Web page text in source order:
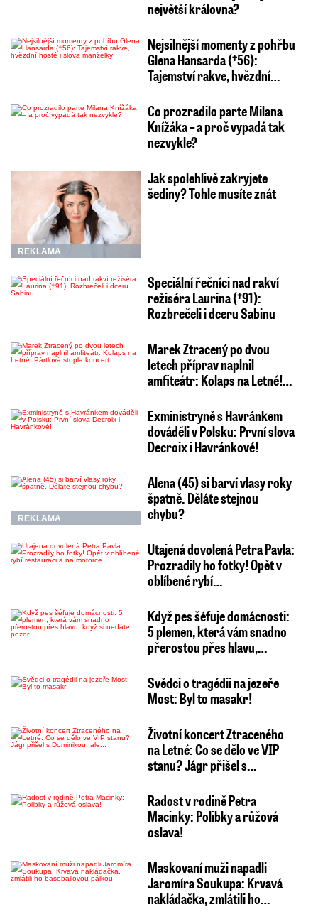
největší královna?
Nejsilnější momenty z pohřbu
Glena Hansarda (†56):
Tajemství rakve, hvězdní…
Co prozradilo parte Milana
Knížáka – a proč vypadá tak
nezvykle?
REKLAMA
Jak spolehlivě zakryjete
šediny? Tohle musíte znát
Speciální řečníci nad rakví
režiséra Laurina (†91):
Rozbrečeli i dceru Sabinu
Marek Ztracený po dvou
letech příprav naplnil
amfiteátr: Kolaps na Letné!…
Exministryně s Havránkem
dováděli v Polsku: První slova
Decroix i Havránkové!
REKLAMA
Alena (45) si barví vlasy roky
špatně. Děláte stejnou
chybu?
Utajená dovolená Petra Pavla:
Prozradily ho fotky! Opět v
oblíbené rybí…
Když pes šéfuje domácnosti:
5 plemen, která vám snadno
přerostou přes hlavu,…
Svědci o tragédii na jezeře
Most: Byl to masakr!
Životní koncert Ztraceného
na Letné: Co se dělo ve VIP
stanu? Jágr přišel s…
Radost v rodině Petra
Macinky: Polibky a růžová
oslava!
Maskovaní muži napadli
Jaromíra Soukupa: Krvavá
nakládačka, zmlátili ho…